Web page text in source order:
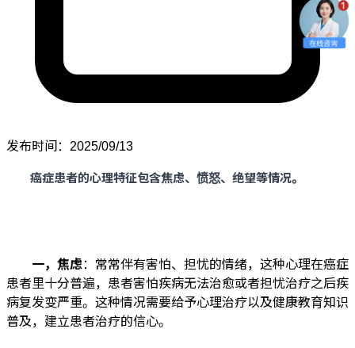
发布时间：2025/09/13
癌症患者的心理特征包含焦虑、愤怒、绝望等情况。
一，焦虑：常常伴有害怕、担忧的情绪，这种心理在癌症
患者里十分普遍，患者害怕疾病无法治愈或者担忧治疗之后疾
病复发变严重。这种情况需要给予心理治疗以及健康教育知识
普及，建立患者治疗的信心。